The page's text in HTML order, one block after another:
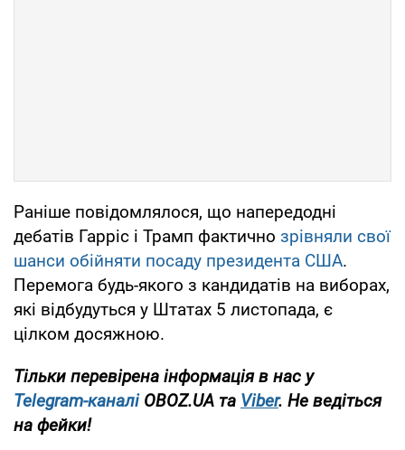
Раніше повідомлялося, що напередодні
дебатів Гарріс і Трамп фактично зрівняли свої
шанси обійняти посаду президента США.
Перемога будь-якого з кандидатів на виборах,
які відбудуться у Штатах 5 листопада, є
цілком досяжною.
Тільки перевірена інформація в нас у
Telegram-каналіOBOZ.UA та Viber. Не ведіться
на фейки!